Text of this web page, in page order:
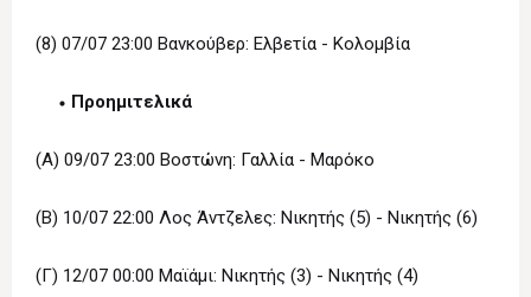
(8) 07/07 23:00 Βανκούβερ: Eλβετία - Κολομβία
Προημιτελικά
(Α) 09/07 23:00 Βοστώνη: Γαλλία - Μαρόκο
(Β) 10/07 22:00 Λος Άντζελες: Νικητής (5) - Νικητής (6)
(Γ) 12/07 00:00 Μαϊάμι: Νικητής (3) - Νικητής (4)